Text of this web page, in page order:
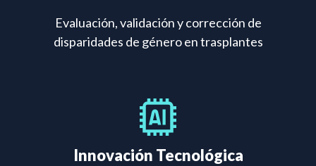
Evaluación, validación y corrección de
disparidades de género en trasplantes
Innovación Tecnológica